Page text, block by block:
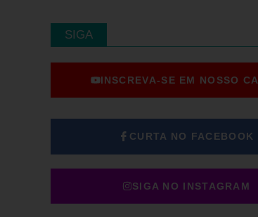
SIGA
INSCREVA-SE EM NOSSO
CURTA NO FACEBOOK
SIGA NO INSTAGRAM